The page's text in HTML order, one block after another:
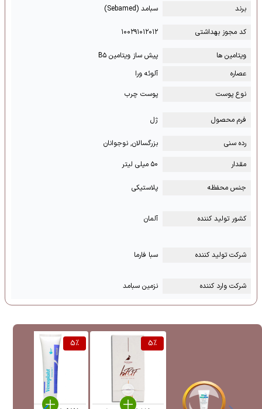
برند سبامد (Sebamed)
کد مجوز بهداشتی ۱۰۰۲۹۱۰۱۲۰۱۲
ویتامین ها
پیش ساز ویتامین B۵
عصاره
آلوئه ورا
نوع پوست
پوست چرب
فرم محصول ژل
رده سنی
بزرگسالان, نوجوانان
مقدار
۵۰ میلی لیتر
جنس محفظه پلاستیکی
کشور تولید کننده آلمان
شرکت تولید کننده سبا فارما
شرکت وارد کننده نزمین سبامد
5%
5%